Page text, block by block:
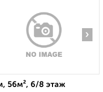
›
56м², 6/8 этаж